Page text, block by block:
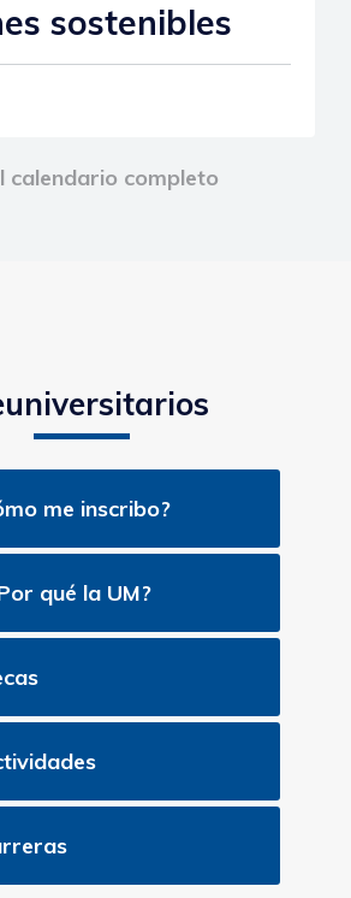
sostenibles
calendario completo
me inscribo?
qué la UM?